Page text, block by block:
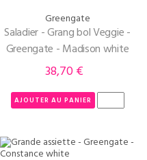
Greengate
Saladier - Grang bol Veggie -
Greengate - Madison white
Prix
38,70 €
AJOUTER AU PANIER